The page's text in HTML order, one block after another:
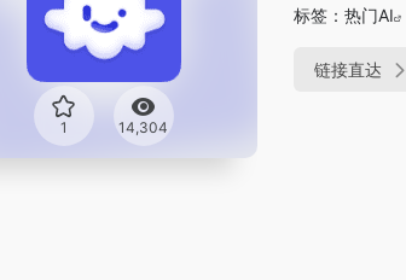
1 14,304
标签： 热门AI
链接直达